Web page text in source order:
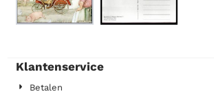
Klantenservice
Betalen